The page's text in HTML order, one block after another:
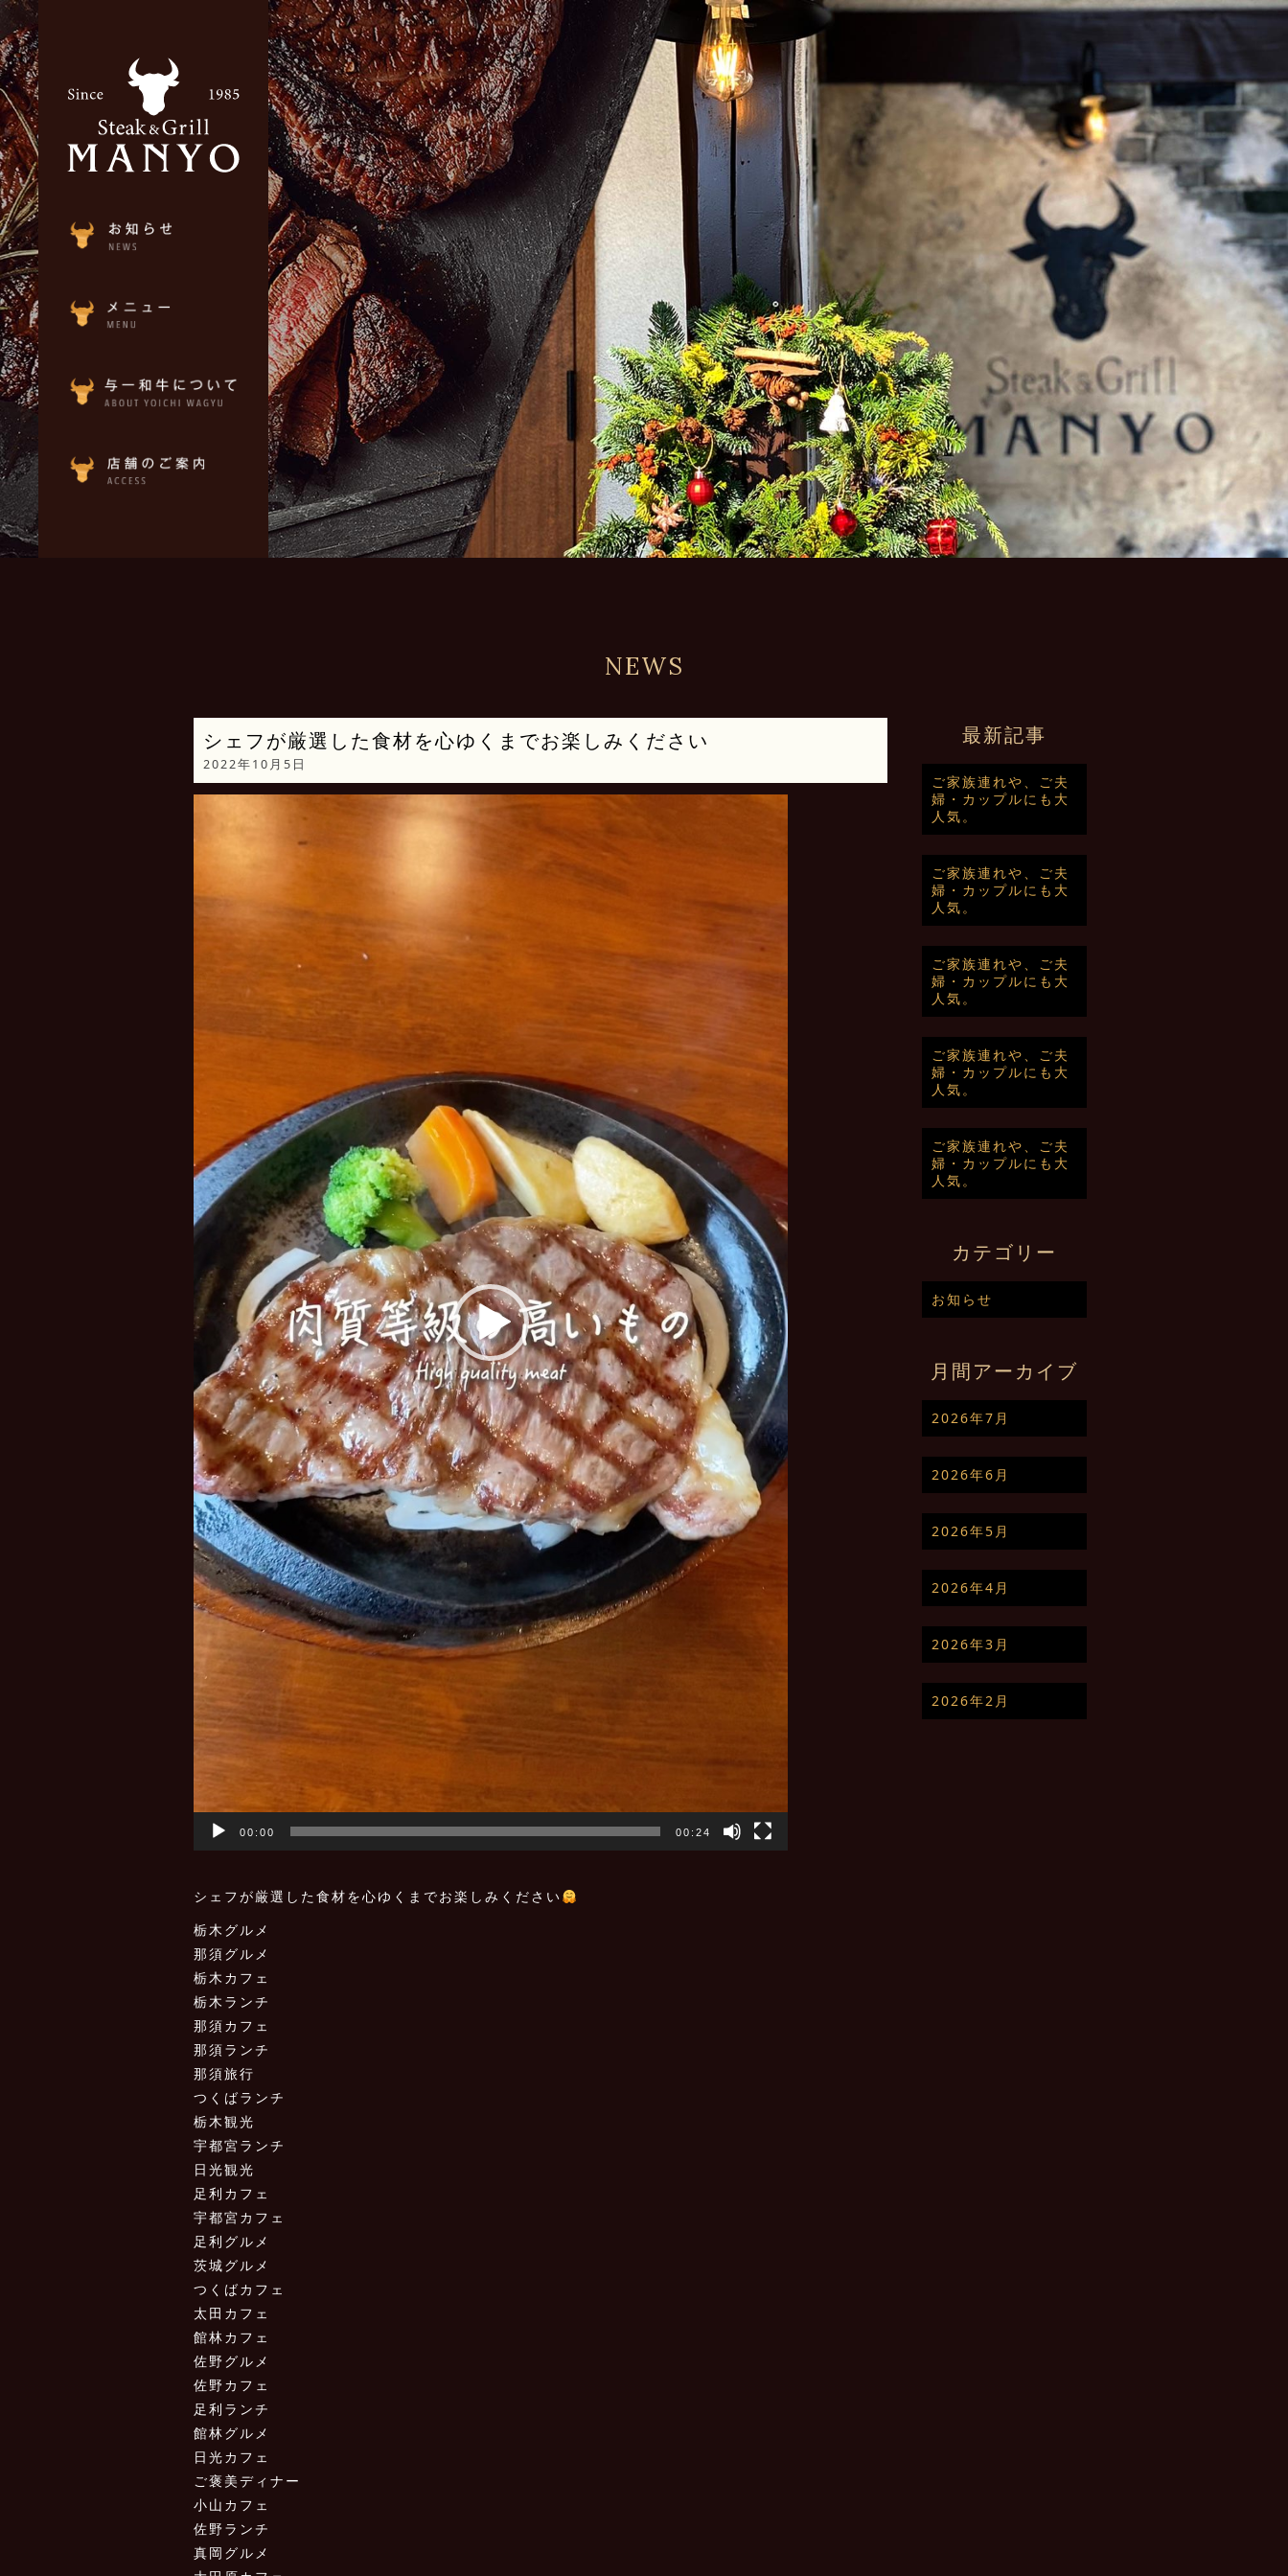
NEWS
シェフが厳選した食材を心ゆくまでお楽しみください
2022年10月5日
ー
00:00 00:24
シェフが厳選した食材を心ゆくまでお楽しみください
栃木グルメ
那須グルメ
栃木カフェ
栃木ランチ
那須カフェ
那須ランチ
那須旅行
つくばランチ
栃木観光
宇都宮ランチ
日光観光
足利カフェ
宇都宮カフェ
足利グルメ
茨城グルメ
つくばカフェ
太田カフェ
館林カフェ
佐野グルメ
佐野カフェ
足利ランチ
館林グルメ
日光カフェ
ご褒美ディナー
小山カフェ
佐野ランチ
真岡グルメ
最新記事
ご家族連れや、ご夫
婦・カップルにも大
人気。
ご家族連れや、ご夫
婦・カップルにも大
人気。
ご家族連れや、ご夫
婦・カップルにも大
人気。
ご家族連れや、ご夫
婦・カップルにも大
人気。
ご家族連れや、ご夫
婦・カップルにも大
人気。
カテゴリー
お知らせ
月間アーカイブ
2026年7月
2026年6月
2026年5月
2026年4月
2026年3月
2026年2月